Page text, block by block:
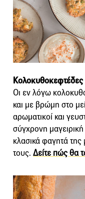
Οι εν λόγω
και με βρώμη στο
αρωματικοί και
σύγχρονη
κλασικά φαγητά
τους. Δείτε πώς θα